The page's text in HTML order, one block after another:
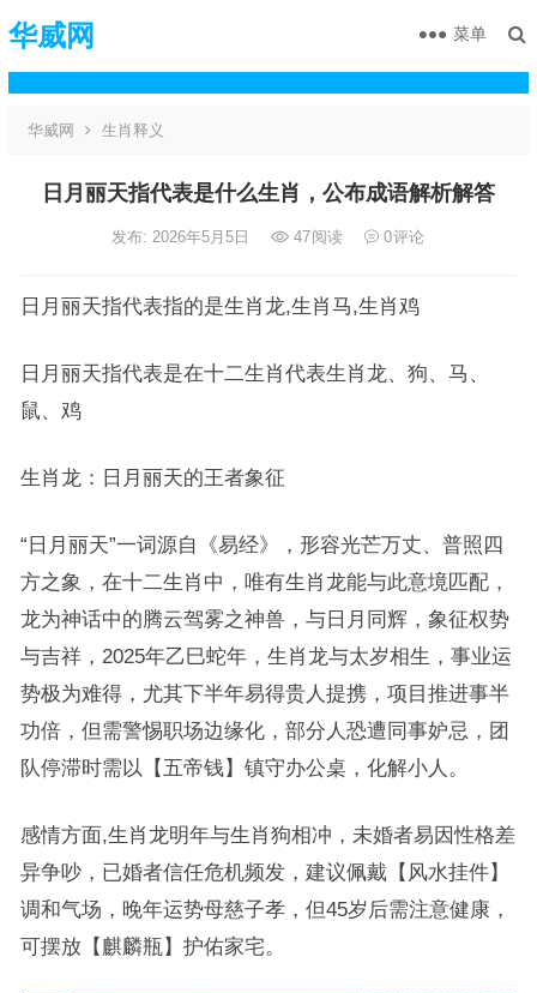
华威网 菜单
华威网 生肖释义
日月丽天指代表是什么生肖，公布成语解析解答
发布: 2026年5月5日 47阅读 0评论
日月丽天指代表指的是生肖龙,生肖马,生肖鸡
日月丽天指代表是在十二生肖代表生肖龙、狗、马、
鼠、鸡
生肖龙：日月丽天的王者象征
“日月丽天”一词源自《易经》，形容光芒万丈、普照四
方之象，在十二生肖中，唯有生肖龙能与此意境匹配，
龙为神话中的腾云驾雾之神兽，与日月同辉，象征权势
与吉祥，2025年乙巳蛇年，生肖龙与太岁相生，事业运
势极为难得，尤其下半年易得贵人提携，项目推进事半
功倍，但需警惕职场边缘化，部分人恐遭同事妒忌，团
队停滞时需以【五帝钱】镇守办公桌，化解小人。
感情方面,生肖龙明年与生肖狗相冲，未婚者易因性格差
异争吵，已婚者信任危机频发，建议佩戴【风水挂件】
调和气场，晚年运势母慈子孝，但45岁后需注意健康，
可摆放【麒麟瓶】护佑家宅。